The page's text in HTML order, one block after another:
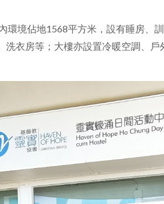
環境佔地1568平方米，設有睡房、
洗衣房等；大樓亦設置冷暖空調、